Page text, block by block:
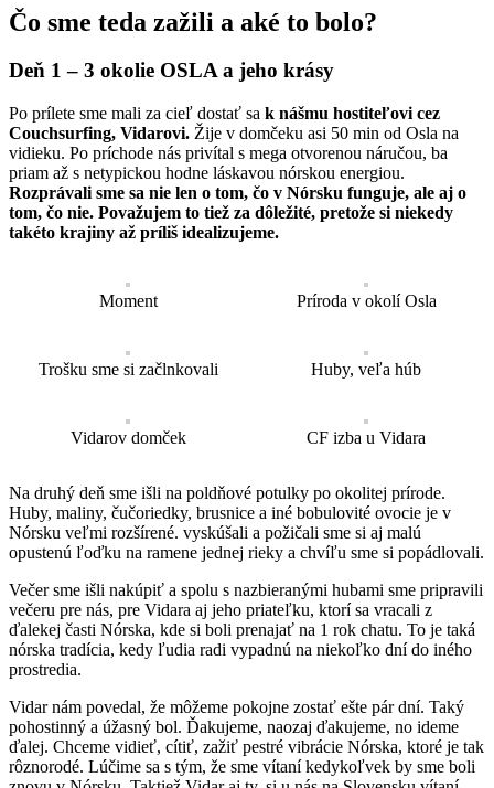
Čo sme teda zažili a aké to bolo?
Deň 1 – 3 okolie OSLA a jeho krásy
Po prílete sme mali za cieľ dostať sa k nášmu hostiteľovi cez
Couchsurfing, Vidarovi. Žije v domčeku asi 50 min od Osla na
vidieku. Po príchode nás privítal s mega otvorenou náručou, ba
priam až s netypickou hodne láskavou nórskou energiou.
Rozprávali sme sa nie len o tom, čo v Nórsku funguje, ale aj o
tom, čo nie. Považujem to tiež za dôležité, pretože si niekedy
takéto krajiny až príliš idealizujeme.
Moment Príroda v okolí Osla
Trošku sme si začlnkovali Huby, veľa húb
Vidarov domček CF izba u Vidara
Na druhý deň sme išli na poldňové potulky po okolitej prírode.
Huby, maliny, čučoriedky, brusnice a iné bobulovité ovocie je v
Nórsku veľmi rozšírené. vyskúšali a požičali sme si aj malú
opustenú ľoďku na ramene jednej rieky a chvíľu sme si popádlovali.
Večer sme išli nakúpiť a spolu s nazbieranými hubami sme pripravili
večeru pre nás, pre Vidara aj jeho priateľku, ktorí sa vracali z
ďalekej časti Nórska, kde si boli prenajať na 1 rok chatu. To je taká
nórska tradícia, kedy ľudia radi vypadnú na niekoľko dní do iného
prostredia.
Vidar nám povedal, že môžeme pokojne zostať ešte pár dní. Taký
pohostinný a úžasný bol. Ďakujeme, naozaj ďakujeme, no ideme
ďalej. Chceme vidieť, cítiť, zažiť pestré vibrácie Nórska, ktoré je tak
rôznorodé. Lúčime sa s tým, že sme vítaní kedykoľvek by sme boli